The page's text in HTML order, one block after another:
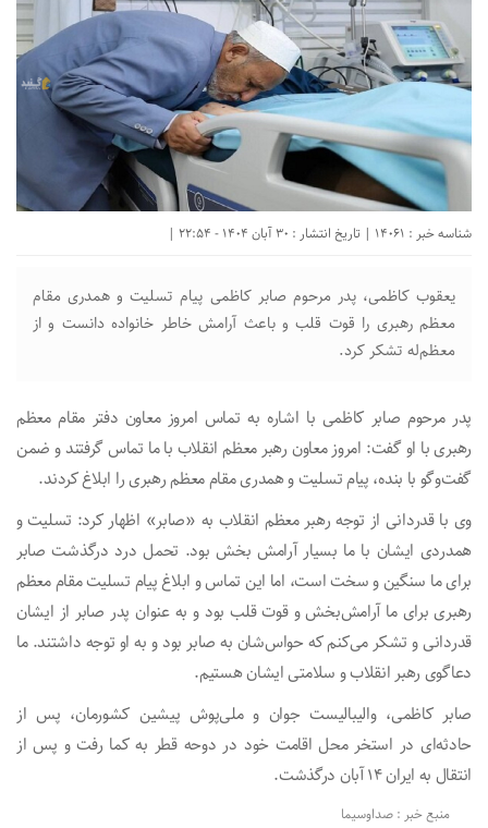
شناسه خبر : 14061 | تاریخ انتشار : 30 آبان 1404 - 22:54 |
یعقوب کاظمی، پدر مرحوم صابر کاظمی پیام تسلیت و همدری مقام
معظم رهبری را قوت قلب و باعث آرامش خاطر خانواده دانست و از
معظم‌له تشکر کرد.
پدر مرحوم صابر کاظمی با اشاره به تماس امروز معاون دفتر مقام معظم
رهبری با او گفت: امروز معاون رهبر معظم انقلاب با ما تماس گرفتند و ضمن
گفت‌و‌گو با بنده، پیام تسلیت و همدری مقام معظم رهبری را ابلاغ کردند.
وی با قدردانی از توجه رهبر معظم انقلاب به «صابر» اظهار کرد: تسلیت و
همدردی ایشان با ما بسیار آرامش بخش بود. تحمل درد درگذشت صابر
برای ما سنگین و سخت است، اما این تماس و ابلاغ پیام تسلیت مقام معظم
رهبری برای ما آرامش‌بخش و قوت قلب بود و به عنوان پدر صابر از ایشان
قدردانی و تشکر می‌کنم که حواس‌شان به صابر بود و به او توجه داشتند. ما
دعاگوی رهبر انقلاب و سلامتی ایشان هستیم.
صابر کاظمی، والیبالیست جوان و ملی‌پوش پیشین کشورمان، پس از
حادثه‌ای در استخر محل اقامت خود در دوحه قطر به کما رفت و پس از
انتقال به ایران ۱۴ آبان درگذشت.
منبع خبر : صداوسیما